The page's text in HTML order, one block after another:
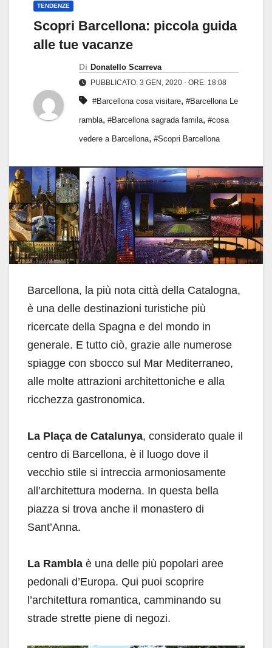
TENDENZE
Scopri Barcellona: piccola guida
alle tue vacanze
Di Donatello Scarreva
PUBBLICATO: 3 GEN, 2020 - ORE: 18:08
#Barcellona cosa visitare, #Barcellona Le
rambla, #Barcellona sagrada famila, #cosa
vedere a Barcellona, #Scopri Barcellona
Barcellona, la più nota città della Catalogna,
è una delle destinazioni turistiche più
ricercate della Spagna e del mondo in
generale. E tutto ciò, grazie alle numerose
spiagge con sbocco sul Mar Mediterraneo,
alle molte attrazioni architettoniche e alla
ricchezza gastronomica.
La Plaça de Catalunya, considerato quale il
centro di Barcellona, è il luogo dove il
vecchio stile si intreccia armoniosamente
all’architettura moderna. In questa bella
piazza si trova anche il monastero di
Sant’Anna.
La Rambla è una delle più popolari aree
pedonali d’Europa. Qui puoi scoprire
l’architettura romantica, camminando su
strade strette piene di negozi.